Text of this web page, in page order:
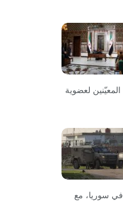
لعضوية
سوريا، مع